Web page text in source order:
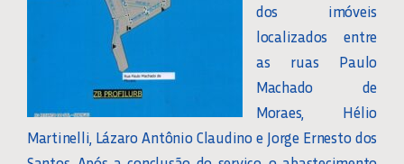
dos imóveis
localizados entre
as ruas Paulo
Machado de
Moraes, Hélio
Martinelli, Lázaro Antônio Claudino e Jorge Ernesto dos